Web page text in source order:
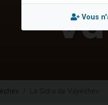
personnes viennent de nous
Vous